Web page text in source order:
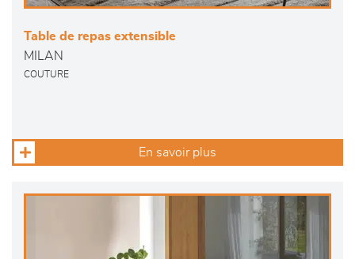
Table de repas extensible
MILAN
COUTURE
En savoir plus